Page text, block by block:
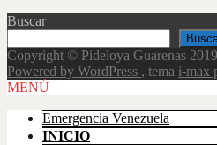
Buscar
Copyright © Pideloya Guarenas
Powered by WordPress , tema i-max
Scroll
MENÚ
Emergencia Venezuela
INICIO